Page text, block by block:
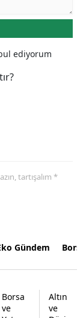
ediyorum
tartışalım *
Gündem
Borsa
ve
Altın
ve